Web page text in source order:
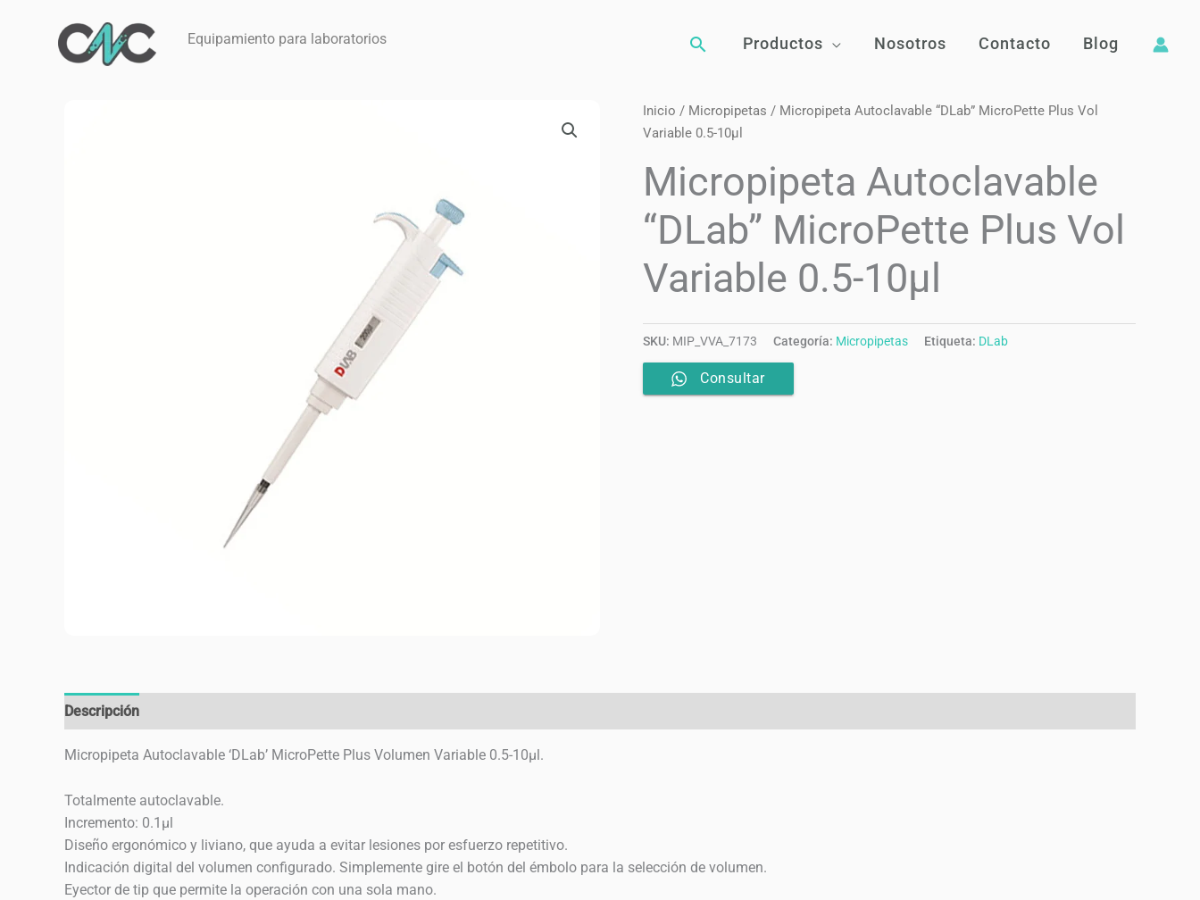
contenido
Equipamiento para laboratorios BuscarProductos Nosotros Contacto Blog
Inicio / Micropipetas / Micropipeta Autoclavable “DLab” MicroPette Plus Vol
Variable 0.5-10µl
Micropipeta Autoclavable
“DLab” MicroPette Plus Vol
Variable 0.5-10µl
SKU: MIP_VVA_7173 Categoría: Micropipetas Etiqueta: DLab
Consultar
Descripción
Micropipeta Autoclavable ‘DLab’ MicroPette Plus Volumen Variable 0.5-10µl.
Totalmente autoclavable.
Incremento: 0.1µl
Diseño ergonómico y liviano, que ayuda a evitar lesiones por esfuerzo repetitivo.
Indicación digital del volumen configurado. Simplemente gire el botón del émbolo para la selección de volumen.
Eyector de tip que permite la operación con una sola mano.